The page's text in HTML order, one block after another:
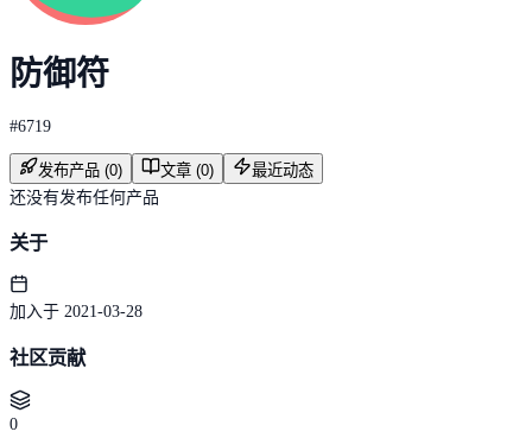
防御符
#6719
发布产品 (0) 文章 (0)
最近动态
还没有发布任何产品
关于
加入于 2021-03-28
社区贡献
0